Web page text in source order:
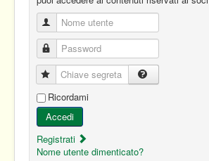
Nome utente
Password
Chiave segreta
Ricordami
Accedi
Registrati
Nome utente dimenticato?